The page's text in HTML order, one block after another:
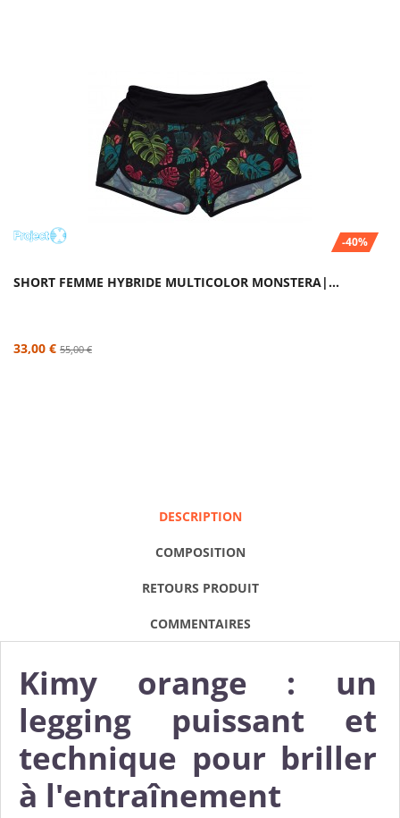
-40%
SHORT FEMME HYBRIDE MULTICOLOR MONSTERA|...
33,00 € 55,00 €
DESCRIPTION
COMPOSITION
RETOURS PRODUIT
COMMENTAIRES
Kimy orange : un
legging puissant et
technique pour briller
à l'entraînement